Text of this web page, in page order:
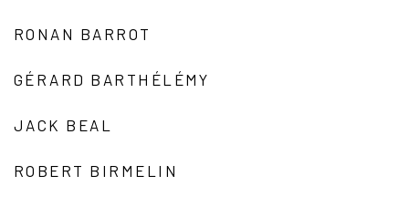
RONAN BARROT
GÉRARD BARTHÉLÉMY
JACK BEAL
ROBERT BIRMELIN